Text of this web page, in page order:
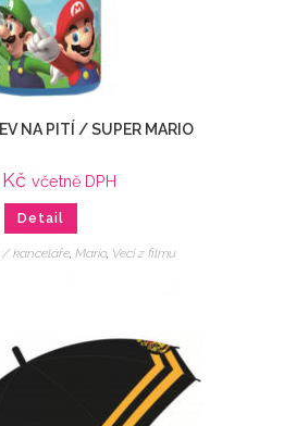
NA PITÍ / SUPER MARIO
Kč včetně DPH
Detail
/ kanceláře, Mario, Veci z filmu